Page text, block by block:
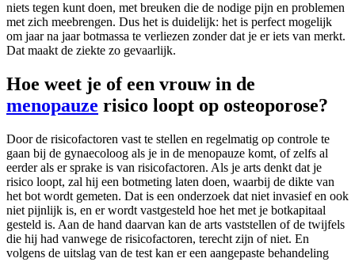
niets tegen kunt doen, met breuken die de nodige pijn en problemen
met zich meebrengen. Dus het is duidelijk: het is perfect mogelijk
om jaar na jaar botmassa te verliezen zonder dat je er iets van merkt.
Dat maakt de ziekte zo gevaarlijk.
Hoe weet je of een vrouw in de
menopauze risico loopt op osteoporose?
Door de risicofactoren vast te stellen en regelmatig op controle te
gaan bij de gynaecoloog als je in de menopauze komt, of zelfs al
eerder als er sprake is van risicofactoren. Als je arts denkt dat je
risico loopt, zal hij een botmeting laten doen, waarbij de dikte van
het bot wordt gemeten. Dat is een onderzoek dat niet invasief en ook
niet pijnlijk is, en er wordt vastgesteld hoe het met je botkapitaal
gesteld is. Aan de hand daarvan kan de arts vaststellen of de twijfels
die hij had vanwege de risicofactoren, terecht zijn of niet. En
volgens de uitslag van de test kan er een aangepaste behandeling